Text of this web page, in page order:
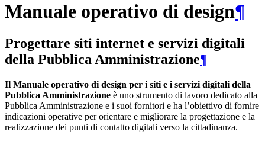
Manuale operativo di design¶
Progettare siti internet e servizi digitali
della Pubblica Amministrazione¶
Il Manuale operativo di design per i siti e i servizi digitali della
Pubblica Amministrazione è uno strumento di lavoro dedicato alla
Pubblica Amministrazione e i suoi fornitori e ha l’obiettivo di fornire
indicazioni operative per orientare e migliorare la progettazione e la
realizzazione dei punti di contatto digitali verso la cittadinanza.